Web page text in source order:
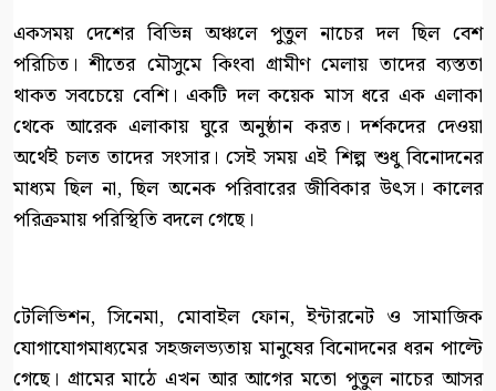
একসময় দেশের বিভিন্ন অঞ্চলে পুতুল নাচের দল ছিল বেশ
পরিচিত। শীতের মৌসুমে কিংবা গ্রামীণ মেলায় তাদের ব্যস্ততা
থাকত সবচেয়ে বেশি। একটি দল কয়েক মাস ধরে এক এলাকা
থেকে আরেক এলাকায় ঘুরে অনুষ্ঠান করত। দর্শকদের দেওয়া
অর্থেই চলত তাদের সংসার। সেই সময় এই শিল্প শুধু বিনোদনের
মাধ্যম ছিল না, ছিল অনেক পরিবারের জীবিকার উৎস। কালের
পরিক্রমায় পরিস্থিতি বদলে গেছে।
টেলিভিশন, সিনেমা, মোবাইল ফোন, ইন্টারনেট ও সামাজিক
যোগাযোগমাধ্যমের সহজলভ্যতায় মানুষের বিনোদনের ধরন পাল্টে
গেছে। গ্রামের মাঠে এখন আর আগের মতো পুতুল নাচের আসর